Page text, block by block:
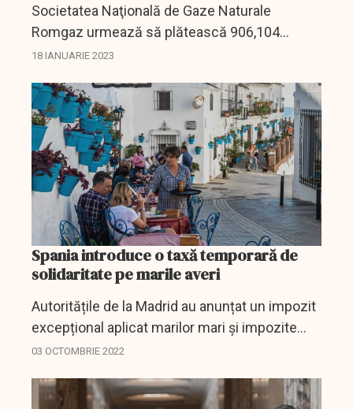
Societatea Naţională de Gaze Naturale
Romgaz urmează să plătească 906,104
milioane lei în contul taxei de solidaritate,
venituri şi cheltuieli...
18 IANUARIE 2023
Spania introduce o taxă temporară de
solidaritate pe marile averi
Autoritățile de la Madrid au anunțat un impozit
excepțional aplicat marilor mari și impozite
reduse pentru veniturile mici. O măsură care
03 OCTOMBRIE 2022